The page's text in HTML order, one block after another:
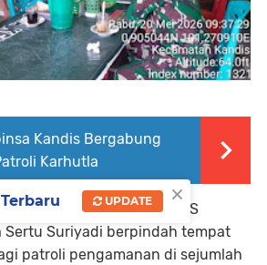
Kandis Bergabung
Karhutla
Babinsa Peltu Rahman S
Sertu Suriyadi berpindah tempat
patroli pengamanan di sejumlah
×
UPDATE